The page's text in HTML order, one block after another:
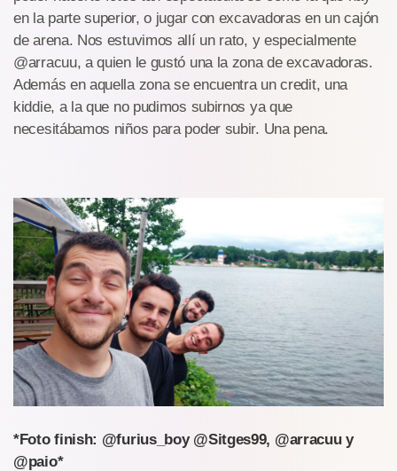
en la parte superior, o jugar con excavadoras en un cajón
de arena. Nos estuvimos allí un rato, y especialmente
@arracuu, a quien le gustó una la zona de excavadoras.
Además en aquella zona se encuentra un credit, una
kiddie, a la que no pudimos subirnos ya que
necesitábamos niños para poder subir. Una pena.
*Foto finish: @furius_boy @Sitges99, @arracuu y
@paio*